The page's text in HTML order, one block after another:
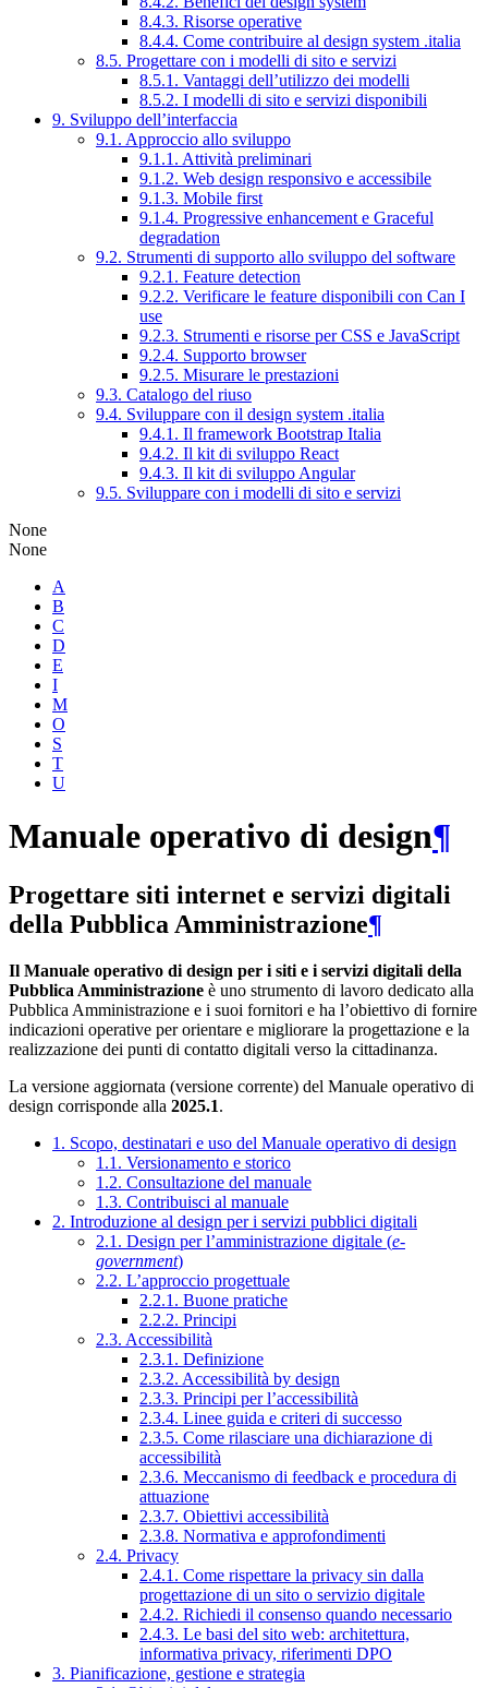
8.4.3. Risorse operative
8.4.4. Come contribuire al design system .italia
8.5. Progettare con i modelli di sito e servizi
8.5.1. Vantaggi dell’utilizzo dei modelli
8.5.2. I modelli di sito e servizi disponibili
9. Sviluppo dell’interfaccia
9.1. Approccio allo sviluppo
9.1.1. Attività preliminari
9.1.2. Web design responsivo e accessibile
9.1.3. Mobile first
9.1.4. Progressive enhancement e Graceful
degradation
9.2. Strumenti di supporto allo sviluppo del software
9.2.1. Feature detection
9.2.2. Verificare le feature disponibili con Can I
use
9.2.3. Strumenti e risorse per CSS e JavaScript
9.2.4. Supporto browser
9.2.5. Misurare le prestazioni
9.3. Catalogo del riuso
9.4. Sviluppare con il design system .italia
9.4.1. Il framework Bootstrap Italia
9.4.2. Il kit di sviluppo React
9.4.3. Il kit di sviluppo Angular
9.5. Sviluppare con i modelli di sito e servizi
None
None
A
B
C
D
E
I
M
O
S
T
U
Manuale operativo di design¶
Progettare siti internet e servizi digitali
della Pubblica Amministrazione¶
Il Manuale operativo di design per i siti e i servizi digitali della
Pubblica Amministrazione è uno strumento di lavoro dedicato alla
Pubblica Amministrazione e i suoi fornitori e ha l’obiettivo di fornire
indicazioni operative per orientare e migliorare la progettazione e la
realizzazione dei punti di contatto digitali verso la cittadinanza.
La versione aggiornata (versione corrente) del Manuale operativo di
design corrisponde alla 2025.1.
1. Scopo, destinatari e uso del Manuale operativo di design
1.1. Versionamento e storico
1.2. Consultazione del manuale
1.3. Contribuisci al manuale
2. Introduzione al design per i servizi pubblici digitali
2.1. Design per l’amministrazione digitale (e-
government)
2.2. L’approccio progettuale
2.2.1. Buone pratiche
2.2.2. Principi
2.3. Accessibilità
2.3.1. Definizione
2.3.2. Accessibilità by design
2.3.3. Principi per l’accessibilità
2.3.4. Linee guida e criteri di successo
2.3.5. Come rilasciare una dichiarazione di
accessibilità
2.3.6. Meccanismo di feedback e procedura di
attuazione
2.3.7. Obiettivi accessibilità
2.3.8. Normativa e approfondimenti
2.4. Privacy
2.4.1. Come rispettare la privacy sin dalla
progettazione di un sito o servizio digitale
2.4.2. Richiedi il consenso quando necessario
2.4.3. Le basi del sito web: architettura,
informativa privacy, riferimenti DPO
3. Pianificazione, gestione e strategia